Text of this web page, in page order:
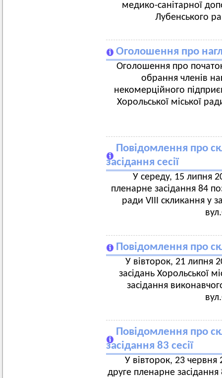
медико-санітарної
Лубенського
Оголошення про
Оголошення про
обрання членів
некомерційного
Хорольської міської
Повідомлення про
засідання сесії
У середу, 15 липня
пленарне засідання 84
ради VIII скликання у
Повідомлення про
У вівторок, 21 липня
засідань Хорольської
засідання
Повідомлення про
засідання 83 сесії
У вівторок, 23 червня
друге пленарне засідання